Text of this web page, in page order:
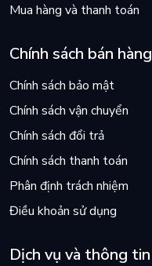
Mua hàng và thanh toán
Chính sách bán hàng
Chính sách bảo mật
Chính sách vận chuyển
Chính sách đổi trả
Chính sách thanh toán
Phân định trách nhiệm
Điều khoản sử dụng
Dịch vụ và thông tin